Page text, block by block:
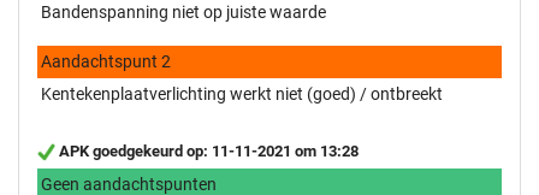
Bandenspanning niet op juiste waarde
Aandachtspunt 2
Kentekenplaatverlichting werkt niet (goed) / ontbreekt
APK goedgekeurd op: 11-11-2021 om 13:28
Geen aandachtspunten